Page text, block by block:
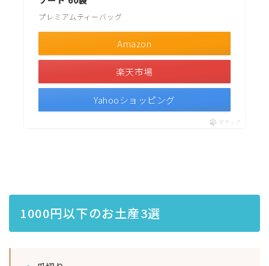
プレミアムティーバッグ
Amazon
楽天市場
Yahooショッピング
ポチップ
1000円以下のお土産3選